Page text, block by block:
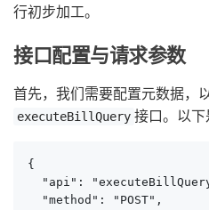
行初步加工。
接口配置与请求参数
首先，我们需要配置元数据，
executeBillQuery 接口。以下
{
"api":
  "method": "POST",